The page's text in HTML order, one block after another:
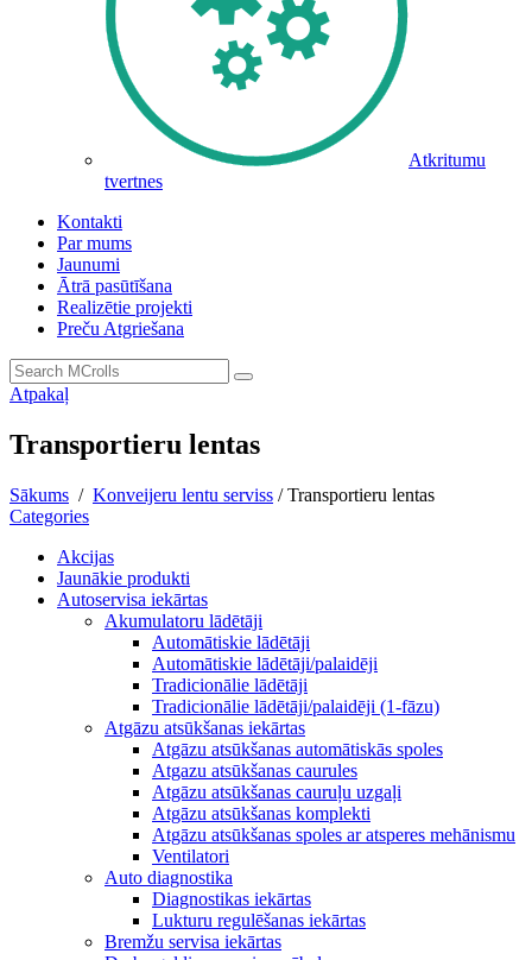
Atkritumu
tvertnes
Kontakti
Par mums
Jaunumi
Ātrā pasūtīšana
Realizētie projekti
Preču Atgriešana
Atpakaļ
Transportieru lentas
Sākums / Konveijeru lentu serviss /Transportieru lentas
Categories
Akcijas
Jaunākie produkti
Autoservisa iekārtas
Akumulatoru lādētāji
Automātiskie lādētāji
Automātiskie lādētāji/palaidēji
Tradicionālie lādētāji
Tradicionālie lādētāji/palaidēji (1-fāzu)
Atgāzu atsūkšanas iekārtas
Atgāzu atsūkšanas automātiskās spoles
Atgazu atsūkšanas caurules
Atgāzu atsūkšanas cauruļu uzgaļi
Atgāzu atsūkšanas komplekti
Atgāzu atsūkšanas spoles ar atsperes mehānismu
Ventilatori
Auto diagnostika
Diagnostikas iekārtas
Lukturu regulēšanas iekārtas
Bremžu servisa iekārtas